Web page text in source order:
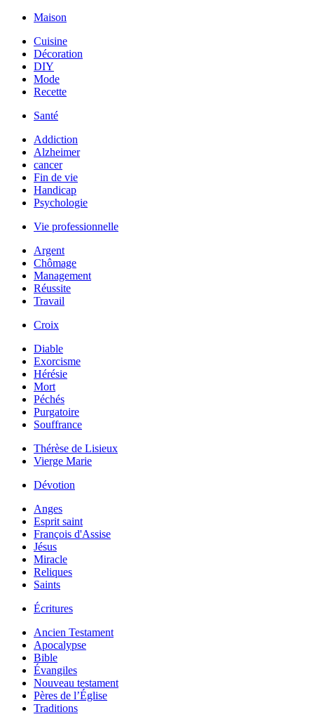
Maison
Cuisine
Décoration
DIY
Mode
Recette
Santé
Addiction
Alzheimer
cancer
Fin de vie
Handicap
Psychologie
Vie professionnelle
Argent
Chômage
Management
Réussite
Travail
Croix
Diable
Exorcisme
Hérésie
Mort
Péchés
Purgatoire
Souffrance
Thérèse de Lisieux
Vierge Marie
Dévotion
Anges
Esprit saint
François d'Assise
Jésus
Miracle
Reliques
Saints
Écritures
Ancien Testament
Apocalypse
Bible
Évangiles
Nouveau testament
Pères de l’Église
Traditions